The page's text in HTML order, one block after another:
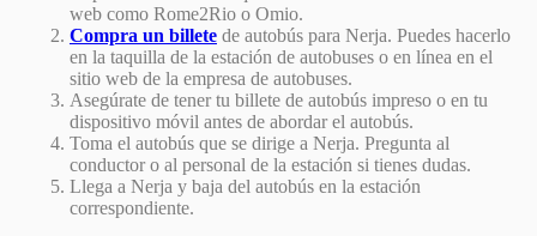
web como Rome2Rio o Omio.
Compra un billete de autobús para Nerja. Puedes hacerlo
en la taquilla de la estación de autobuses o en línea en el
sitio web de la empresa de autobuses.
Asegúrate de tener tu billete de autobús impreso o en tu
dispositivo móvil antes de abordar el autobús.
Toma el autobús que se dirige a Nerja. Pregunta al
conductor o al personal de la estación si tienes dudas.
Llega a Nerja y baja del autobús en la estación
correspondiente.